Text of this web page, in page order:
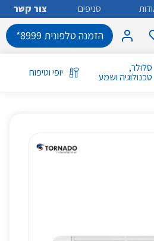
סניפים צור קשר
הזמנה טלפונית 8999*
סלולר,
טכנולוגיה ושמע יופי וטיפוח